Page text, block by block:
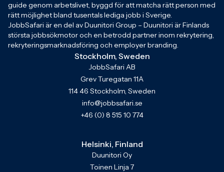
guide genom arbetslivet, byggd för att matcha rätt person med
rätt möjlighet bland tusentals lediga jobb i Sverige.
JobbSafari är en del av Duunitori Group – Duunitori är Finlands
största jobbsökmotor och en betrodd partner inom rekrytering,
rekryteringsmarknadsföring och employer branding.
Stockholm, Sweden
JobbSafari AB
Grev Turegatan 11A
114 46 Stockholm, Sweden
info@jobbsafari.se
+46 (0) 8 515 10 774
Helsinki, Finland
Duunitori Oy
Toinen Linja 7